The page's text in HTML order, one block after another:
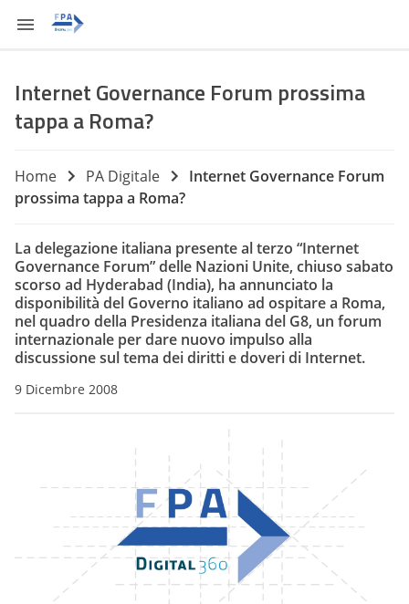
Internet Governance Forum prossima
tappa a Roma?
Home PA Digitale
Internet Governance Forum
prossima tappa a Roma?
La delegazione italiana presente al terzo “Internet
Governance Forum” delle Nazioni Unite, chiuso sabato
scorso ad Hyderabad (India), ha annunciato la
disponibilità del Governo italiano ad ospitare a Roma,
nel quadro della Presidenza italiana del G8, un forum
internazionale per dare nuovo impulso alla
discussione sul tema dei diritti e doveri di Internet.
9 Dicembre 2008